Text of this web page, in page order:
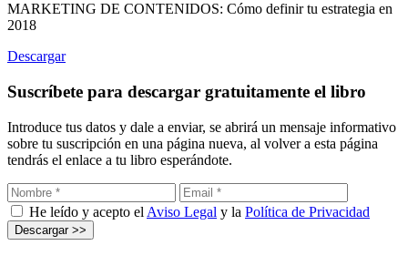
MARKETING DE CONTENIDOS: Cómo definir tu estrategia en
2018
Descargar
Suscríbete para descargar gratuitamente el libro
Introduce tus datos y dale a enviar, se abrirá un mensaje informativo
sobre tu suscripción en una página nueva, al volver a esta página
tendrás el enlace a tu libro esperándote.
He leído y acepto el Aviso Legal y la Política de Privacidad